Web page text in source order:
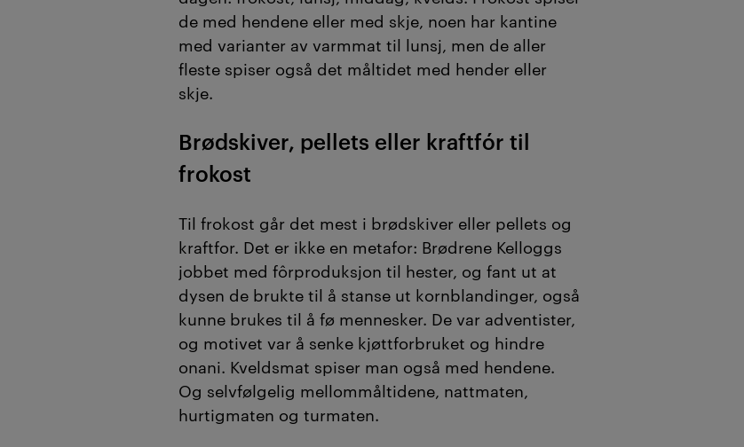
de med hendene eller med skje, noen har kantine
med varianter av varmmat til lunsj, men de aller
fleste spiser også det måltidet med hender eller
skje.
Brødskiver, pellets eller kraftfór til
frokost
Til frokost går det mest i brødskiver eller pellets og
kraftfor. Det er ikke en metafor: Brødrene Kelloggs
jobbet med fôrproduksjon til hester, og fant ut at
dysen de brukte til å stanse ut kornblandinger, også
kunne brukes til å fø mennesker. De var adventister,
og motivet var å senke kjøttforbruket og hindre
onani. Kveldsmat spiser man også med hendene.
Og selvfølgelig mellommåltidene, nattmaten,
hurtigmaten og turmaten.